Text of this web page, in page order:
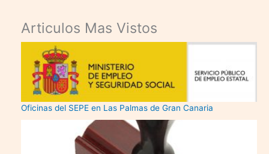
Articulos Mas Vistos
Oficinas del SEPE en Las Palmas de Gran Canaria